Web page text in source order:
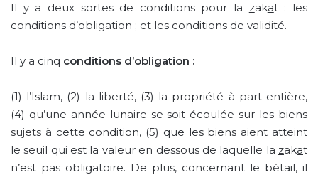
Il y a deux sortes de conditions pour la zakat : les
conditions d’obligation ; et les conditions de validité.
Il y a cinq conditions d’obligation :
(1) l’Islam, (2) la liberté, (3) la propriété à part entière,
(4) qu’une année lunaire se soit écoulée sur les biens
sujets à cette condition, (5) que les biens aient atteint
le seuil qui est la valeur en dessous de laquelle la zakat
n’est pas obligatoire. De plus, concernant le bétail, il